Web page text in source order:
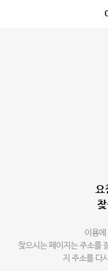
요
이용에
찾으시는 페이지는 주소를
지 주소를 다